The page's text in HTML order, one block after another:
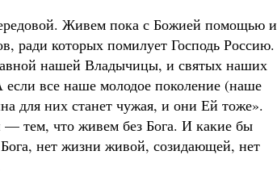
Живем пока с Божией помощью и
ради которых помилует Господь Россию.
нашей Владычицы, и святых наших
все наше молодое поколение (наше
для них станет чужая, и они Ей тоже».
— тем, что живем без Бога. И какие бы
нет жизни живой, созидающей, нет